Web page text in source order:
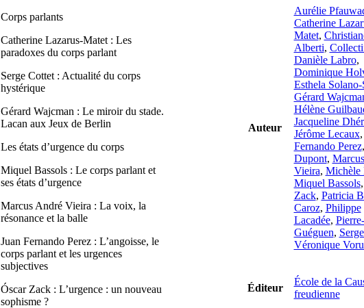
Corps parlants
Catherine Lazarus-Matet : Les
paradoxes du corps parlant
Serge Cottet : Actualité du corps
hystérique
Gérard Wajcman : Le miroir du stade.
Lacan aux Jeux de Berlin
Les états d’urgence du corps
Miquel Bassols : Le corps parlant et
ses états d’urgence
Marcus André Vieira : La voix, la
résonance et la balle
Juan Fernando Perez : L’angoisse, le
corps parlant et les urgences
subjectives
Óscar Zack : L’urgence : un nouveau
sophisme ?
Auteur
Aurélie
Catherine
Matet,
Alberti,
Danièle Labro,
Dominique
Esthela Solano-
Gérard
Hélène
Jacqueline
Jérôme Lecaux
Fernando Perez
Dupont,
Vieira, Michèle
Miquel Bassols
Zack, Patricia
Caroz, Philippe
Lacadée,
Guéguen,
Véronique
Éditeur
École de la
freudienne